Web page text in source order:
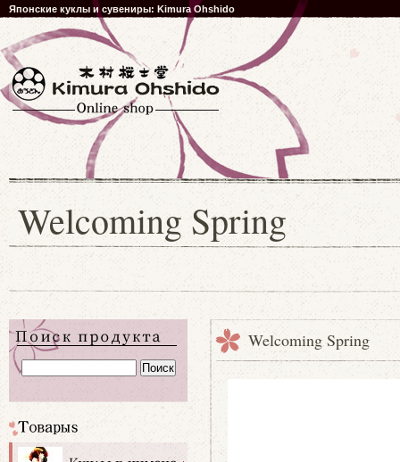
Японские куклы и сувениры: Kimura Ohshido
Welcoming Spring
Welcoming Spring